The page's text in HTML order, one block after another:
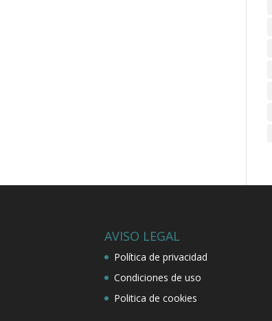
AVISO LEGAL
Política de privacidad
Condiciones de uso
Politica de cookies